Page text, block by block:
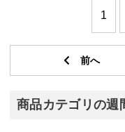
1
商品カテゴリの週